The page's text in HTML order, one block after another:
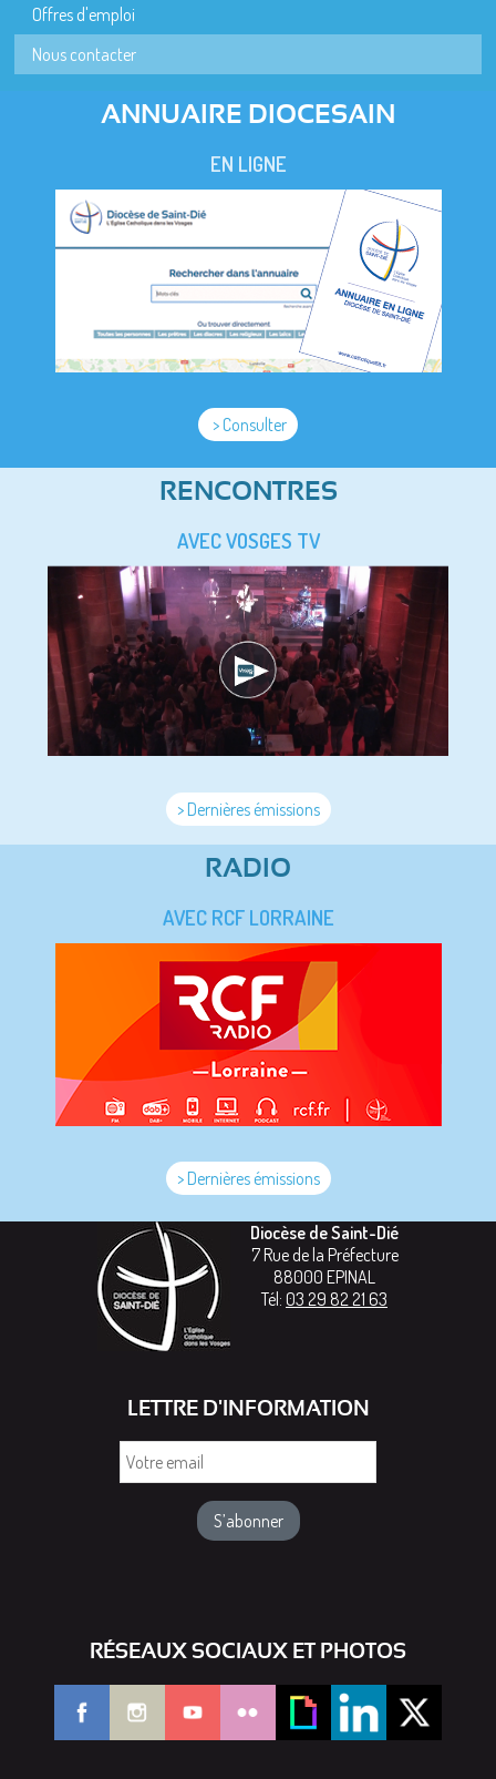
Offres d'emploi
Nous contacter
ANNUAIRE DIOCESAIN
EN LIGNE
> Consulter
RENCONTRES
AVEC VOSGES TV
> Dernières émissions
RADIO
AVEC RCF LORRAINE
> Dernières émissions
Diocèse de Saint-Dié
7 Rue de la Préfecture
88000 EPINAL
Tél: 03 29 82 21 63
LETTRE D'INFORMATION
RÉSEAUX SOCIAUX ET PHOTOS